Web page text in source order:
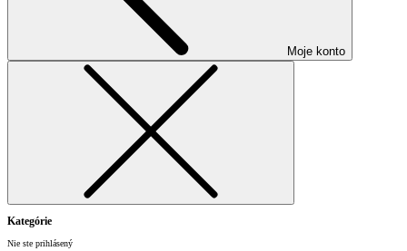
Moje konto
Kategórie
Nie ste prihlásený